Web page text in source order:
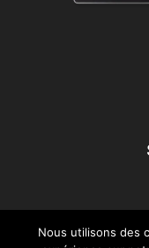
Nous utilisons des